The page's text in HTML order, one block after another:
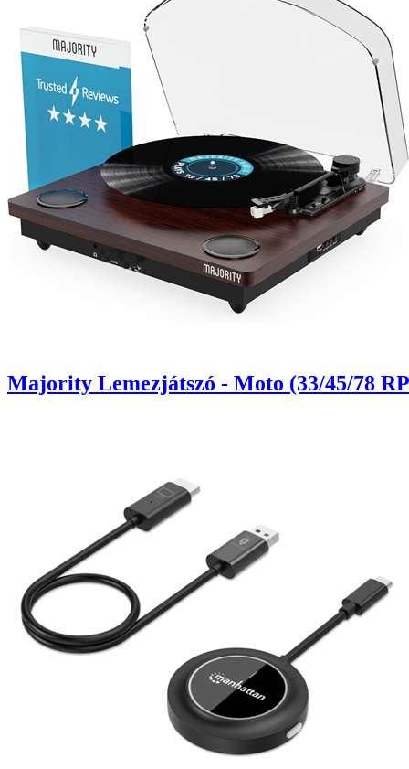
Majority Lemezjátszó - Moto (33/45/78